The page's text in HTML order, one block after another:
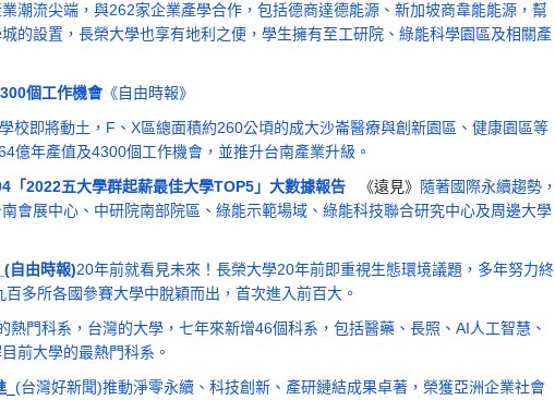
潮流尖端，與262家企業產學合作，包括德商達德能源、新加坡商韋能能源，幫
的設置，長榮大學也享有地利之便，學生擁有至工研院、綠能科學園區及相關產
個工作機會《自由時報》
校即將動土，F、X區總面積約260公頃的成大沙崙醫療與創新園區、健康園區等
億年產值及4300個工作機會，並推升台南產業升級。
「2022五大學群起薪最佳大學TOP5」大數據報告 《遠見》 隨著國際永續趨勢，
會展中心、中研院南部院區、綠能示範場域、綠能科技聯合研究中心及周邊大學
自由時報)20年前就看見未來！長榮大學20年前即重視生態環境議題，多年努力終
多所各國參賽大學中脫穎而出，首次進入前百大。
熱門科系，台灣的大學，七年來新增46個科系，包括醫藥、長照、AI人工智慧、
前大學的最熱門科系。
_ (台灣好新聞)推動淨零永續、科技創新、產研鏈結成果卓著，榮獲亞洲企業社會